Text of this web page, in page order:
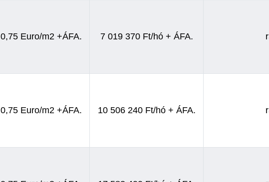
0,75 Euro/m2 +ÁFA. 7 019 370 Ft/hó + ÁFA.
0,75 Euro/m2 +ÁFA. 10 506 240 Ft/hó + ÁFA.